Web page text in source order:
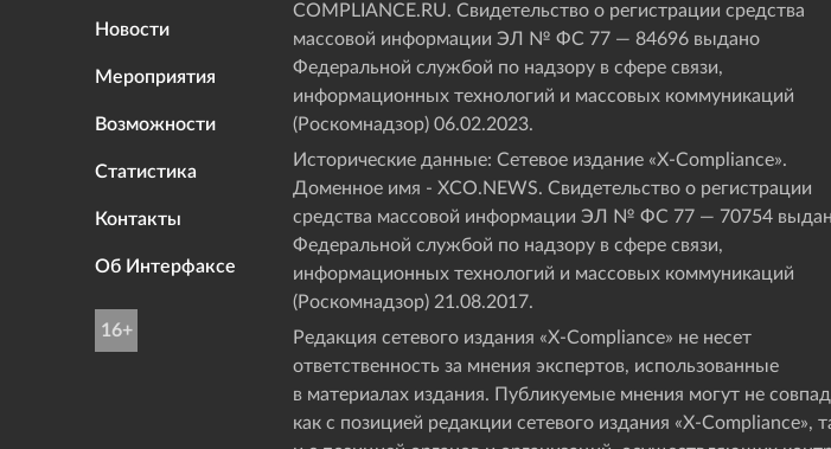
Новости
Мероприятия
Возможности
Статистика
Контакты
Об Интерфаксе
16+
COMPLIANCE.RU. Свидетельство о регистрации средства
массовой информации ЭЛ № ФС 77 — 84696 выдано
Федеральной службой по надзору в сфере связи,
информационных технологий и массовых коммуникаций
(Роскомнадзор) 06.02.2023.
Исторические данные: Сетевое издание «Х-Compliance».
Доменное имя - XCO.NEWS. Свидетельство о регистрации
средства массовой информации ЭЛ № ФС 77 — 70754
Федеральной службой по надзору в сфере связи,
информационных технологий и массовых коммуникаций
(Роскомнадзор) 21.08.2017.
Редакция сетевого издания «X-Compliance» не несет
ответственность за мнения экспертов, использованные
в материалах издания. Публикуемые мнения могут не
как с позицией редакции сетевого издания «X-Compliance»,